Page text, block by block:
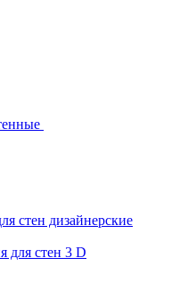
стен дизайнерские
для стен 3 D